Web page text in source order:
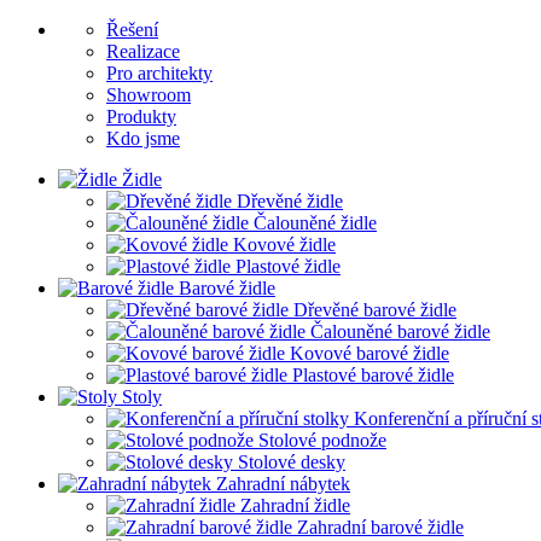
Řešení
Realizace
Pro architekty
Showroom
Produkty
Kdo jsme
Židle
Dřevěné židle
Čalouněné židle
Kovové židle
Plastové židle
Barové židle
Dřevěné barové židle
Čalouněné barové židle
Kovové barové židle
Plastové barové židle
Stoly
Konferenční a příruční
Stolové podnože
Stolové desky
Zahradní nábytek
Zahradní židle
Zahradní barové židle